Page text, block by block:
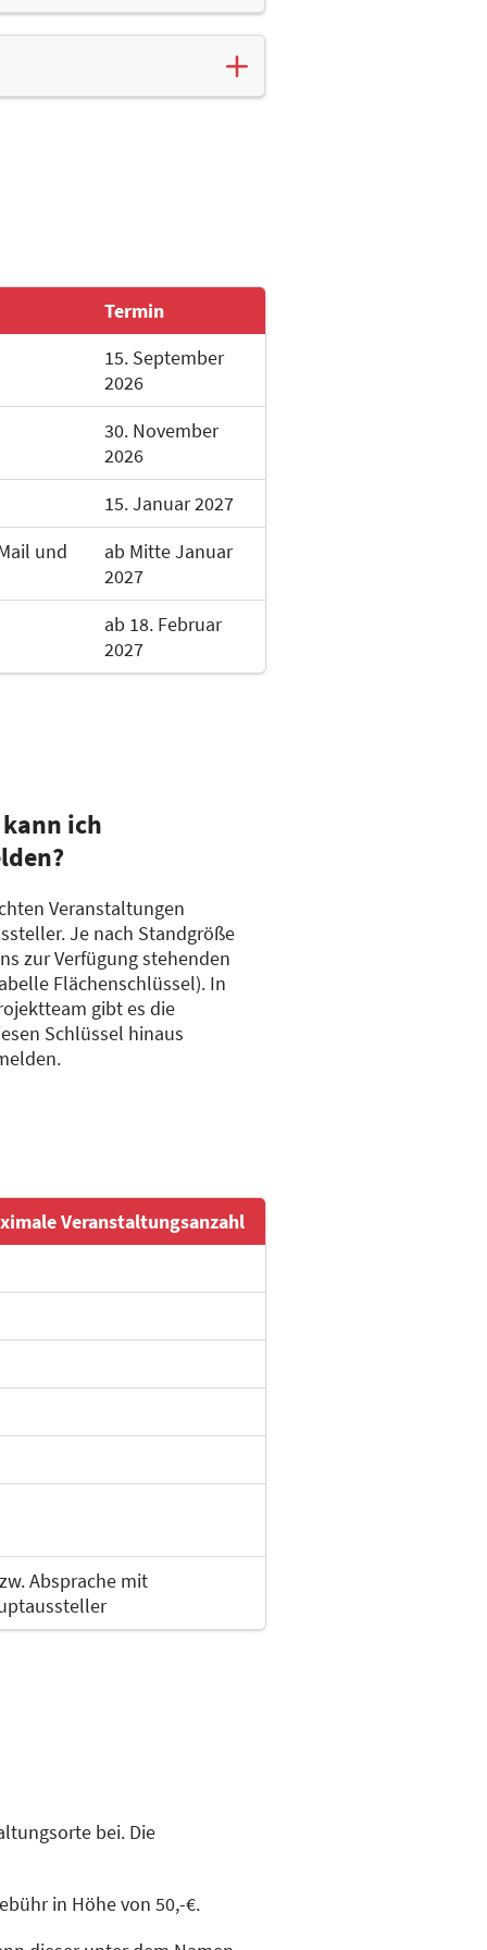
der Manga
steht ein Flügel bereit)
Hörspiel, Podcast
Hörspiel, Podcast
Cosplay-Wettbewerbe
Science Fiction oder
Buchmesse
Europa
durch Partner:innen
4)
Termin
15. September
2026
30. November
2026
15. Januar 2027
und
ab Mitte Januar
2027
ab 18. Februar
2027
ich
Veranstaltungen
Je nach Standgröße
zur Verfügung stehenden
Flächenschlüssel). In
gibt es die
Schlüssel hinaus
Veranstaltungsanzahl
Absprache mit
bei. Die
in Höhe von 50,-€.